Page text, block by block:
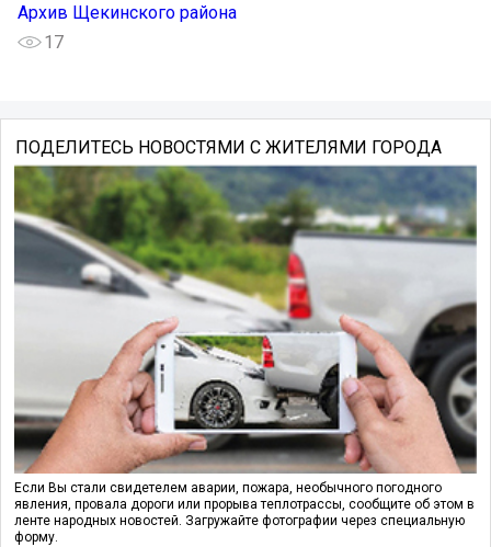
Архив Щекинского района
17
ПОДЕЛИТЕСЬ НОВОСТЯМИ С ЖИТЕЛЯМИ ГОРОДА
Если Вы стали свидетелем аварии, пожара, необычного погодного
явления, провала дороги или прорыва теплотрассы, сообщите об этом в
ленте народных новостей. Загружайте фотографии через специальную
форму.